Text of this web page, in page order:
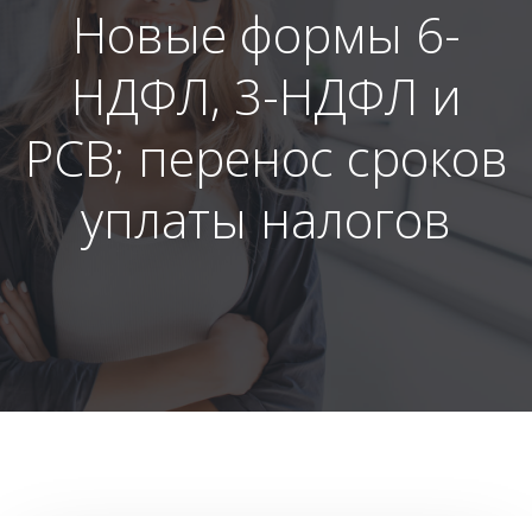
Новые формы 6-
НДФЛ, 3-НДФЛ и
РСВ; перенос сроков
уплаты налогов